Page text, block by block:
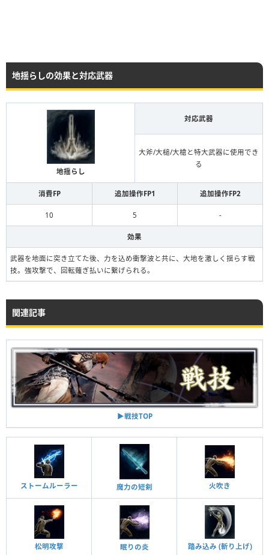
地揺らしの効果と対応武器
地揺らし
対応武器
大斧/大槌/大槍と特大武器に使用でき
る
消費FP 追加操作FP1 追加操作FP2
10 5 -
効果
武器を地面に突き立てた後、力を込め衝撃波と共に、大地を激しく揺らす戦
技。強攻撃で、回転薙ぎ払いに繋げられる。
関連記事
▶︎戦技TOP
ストームルーラー 魔力の短剣 火吹き
松明攻撃 眠りの炎 踏み込み (斬り上げ)